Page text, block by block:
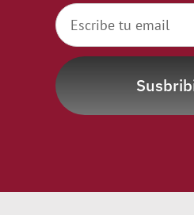
WooCommerce Cart